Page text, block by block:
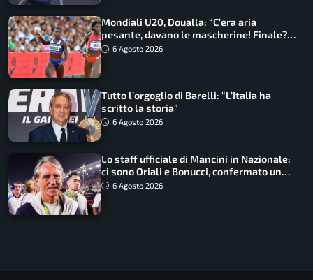
Mondiali U20, Doualla: “C’era aria
pesante, davano le mascherine! Finale?
Non ho nulla da perdere”
6 Agosto 2026
Tutto l’orgoglio di Barelli: “L’Italia ha
scritto la storia”
6 Agosto 2026
Lo staff ufficiale di Mancini in Nazionale:
ci sono Oriali e Bonucci, confermato un
ritorno
6 Agosto 2026